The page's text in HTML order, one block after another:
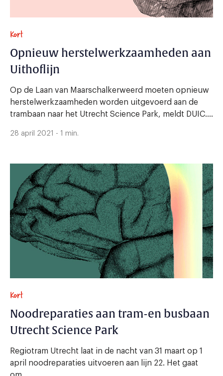
Kort
Opnieuw herstelwerkzaamheden aan
Uithoflijn
Op de Laan van Maarschalkerweerd moeten opnieuw
herstelwerkzaamheden worden uitgevoerd aan de
trambaan naar het Utrecht Science Park, meldt DUIC....
28 april 2021 - 1 min.
Kort
Noodreparaties aan tram-en busbaan
Utrecht Science Park
Regiotram Utrecht laat in de nacht van 31 maart op 1
april noodreparaties uitvoeren aan lijn 22. Het gaat